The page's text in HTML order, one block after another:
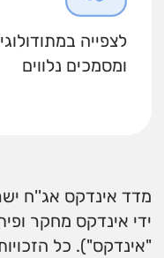
לצפייה
ומסמכים נלווים
מדד אינדקס אג''ח
ידי אינדקס מחקר
"אינדקס"). כל